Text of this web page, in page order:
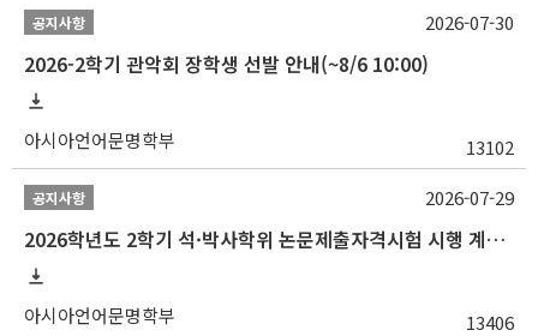
공지사항
2026-2학기 관악회 장학생 선발 안내(~8/6 10:00)
아시아언어문명학부 13102
2026-07-30
공지사항
2026학년도 2학기 석·박사학위 논문제출자격시험 시행 계획 공고
아시아언어문명학부 13406
2026-07-29